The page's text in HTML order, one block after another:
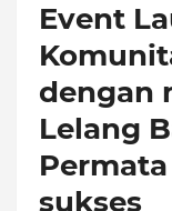
Event
dengan
Lelang
sukses